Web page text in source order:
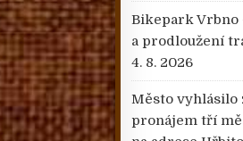
Bikepark Vrbno
a prodloužení
4. 8. 2026
Město vyhlásilo
pronájem tří